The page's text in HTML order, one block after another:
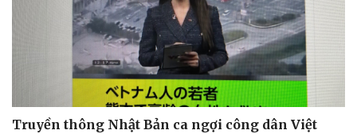
Truyền thông Nhật Bản ca ngợi công dân Việt